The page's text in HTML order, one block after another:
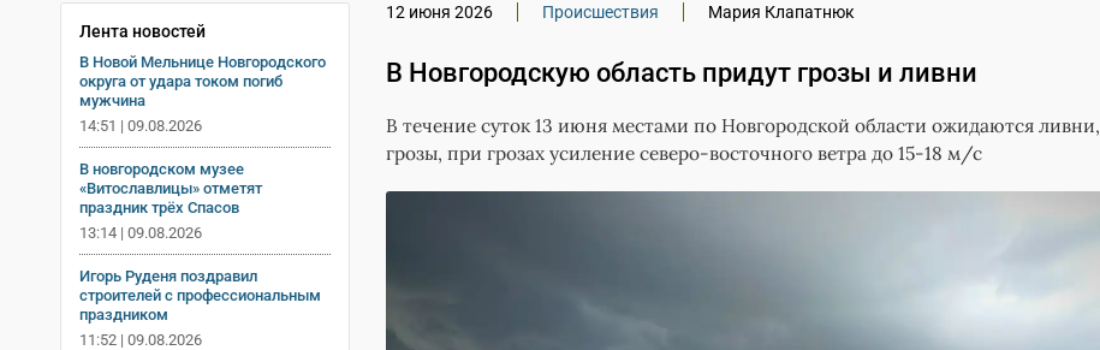
Лента новостей
В Новой Мельнице Новгородского
округа от удара током погиб
мужчина
14:51 | 09.08.2026
В новгородском музее
«Витославлицы» отметят
праздник трёх Спасов
13:14 | 09.08.2026
Игорь Руденя поздравил
строителей с профессиональным
праздником
11:52 | 09.08.2026
12 июня 2026 Происшествия Мария Клапатнюк
В Новгородскую область придут грозы и ливни
В течение суток 13 июня местами по Новгородской области ожидаются ливни,
грозы, при грозах усиление северо-восточного ветра до 15-18 м/с